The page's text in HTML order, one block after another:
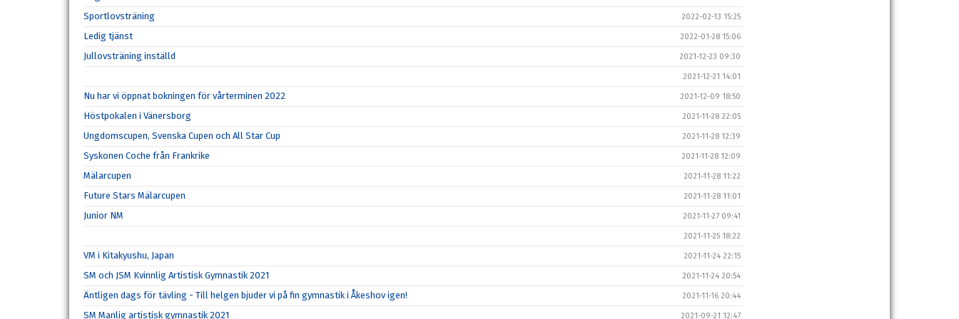
Sportlovsträning 2022-02-13 15:25
Ledig tjänst 2022-01-28 15:06
Jullovsträning inställd 2021-12-23 09:30
2021-12-21 14:01
Nu har vi öppnat bokningen för vårterminen 2022 2021-12-09 18:50
Höstpokalen i Vänersborg 2021-11-28 22:05
Ungdomscupen, Svenska Cupen och All Star Cup 2021-11-28 12:39
Syskonen Coche från Frankrike 2021-11-28 12:09
Mälarcupen 2021-11-28 11:22
Future Stars Mälarcupen 2021-11-28 11:01
Junior NM 2021-11-27 09:41
2021-11-25 18:22
VM i Kitakyushu, Japan 2021-11-24 22:15
SM och JSM Kvinnlig Artistisk Gymnastik 2021 2021-11-24 20:54
Äntligen dags för tävling - Till helgen bjuder vi på fin gymnastik i Åkeshov igen! 2021-11-16 20:44
SM Manlig artistisk gymnastik 2021 2021-09-21 12:47